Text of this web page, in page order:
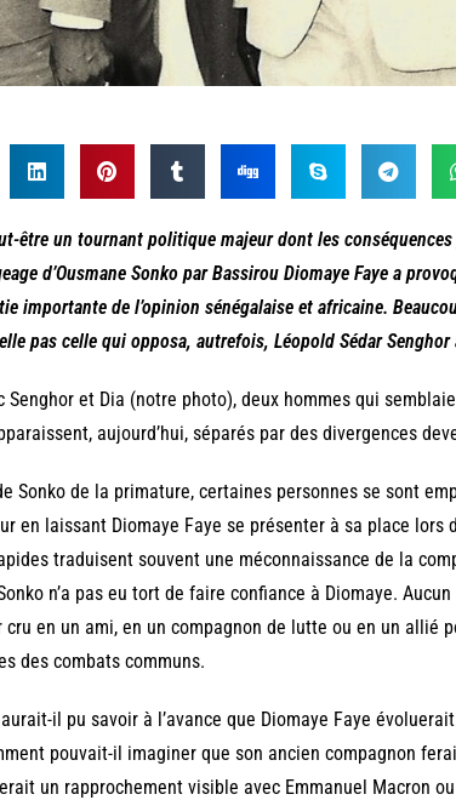
être un tournant politique majeur dont les
d’Ousmane Sonko par Bassirou Diomaye Faye a
importante de l’opinion sénégalaise et africaine.
pas celle qui opposa, autrefois, Léopold Sédar Senghor
Senghor et Dia (notre photo), deux hommes qui
aujourd’hui, séparés par des divergences
Sonko de la primature, certaines personnes se sont
en laissant Diomaye Faye se présenter à sa place
traduisent souvent une méconnaissance de la
n’a pas eu tort de faire confiance à Diomaye.
cru en un ami, en un compagnon de lutte ou en un
des combats communs.
il pu savoir à l’avance que Diomaye Faye
pouvait-il imaginer que son ancien compagnon
un rapprochement visible avec Emmanuel Macron